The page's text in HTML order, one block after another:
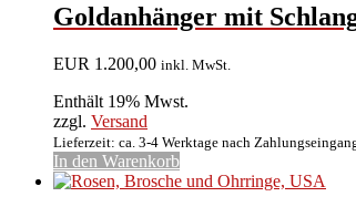
Goldanhänger mit
EUR 1.200,00 inkl. MwSt.
Enthält 19% Mwst.
zzgl. Versand
Lieferzeit: ca. 3-4 Werktage nach
In den Warenkorb